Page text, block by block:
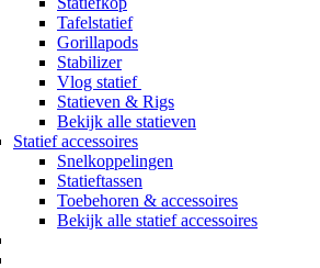
Tafelstatief
Gorillapods
Stabilizer
Vlog statief
Statieven & Rigs
Bekijk alle statieven
Statief accessoires
Snelkoppelingen
Statieftassen
Toebehoren & accessoires
Bekijk alle statief accessoires